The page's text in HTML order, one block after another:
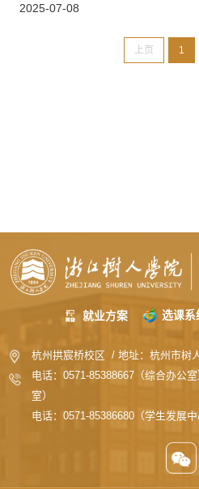
2025-07-08
上页 1
就业方案 选课系
杭州拱宸桥校区 / 地址：杭州市树
电话：0571-85388667（综合办公
室）
电话：0571-85386680（学生发展